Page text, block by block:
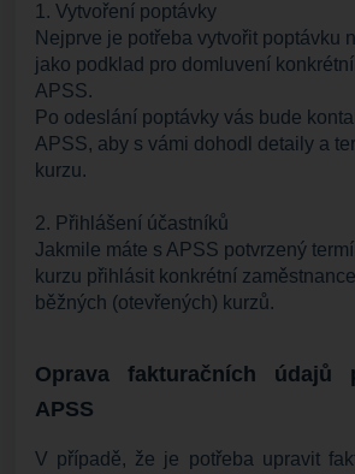
1. Vytvoření poptávky
Nejprve je potřeba vytvořit poptávku
jako podklad pro domluvení
APSS.
Po odeslání poptávky vás bude
APSS, aby s vámi dohodl detaily a
kurzu.
2. Přihlášení účastníků
Jakmile máte s APSS potvrzený
kurzu přihlásit konkrétní
běžných (otevřených) kurzů.
Oprava fakturačních údajů
APSS
V případě, že je potřeba upravit